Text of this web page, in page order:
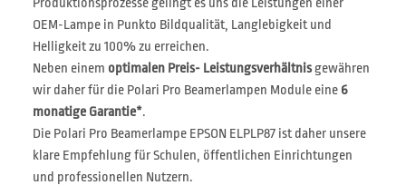
OEM-Lampe in Punkto Bildqualität, Langlebigkeit und
Helligkeit zu 100% zu erreichen.
Neben einem optimalen Preis- Leistungsverhältnisgewähren
wir daher für die Polari Pro Beamerlampen Module eine 6
monatige Garantie*.
Die Polari Pro Beamerlampe EPSON ELPLP87 ist daher unsere
klare Empfehlung für Schulen, öffentlichen Einrichtungen
und professionellen Nutzern.